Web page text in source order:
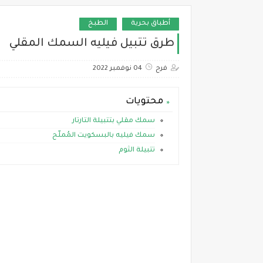
أطباق بحرية الطبخ
طرق تتبيل فيليه السمك المقلي
فرح 04 نوفمبر 2022
محتويات
سمك مقلي بتتبيلة التارتار
سمك فيليه بالبسكويت المُملّح
تتبيلة الثوم